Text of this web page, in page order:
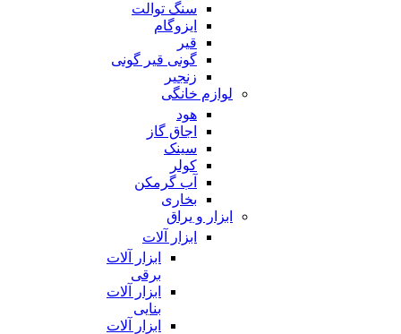
سنگ توالت
ایزوگام
قیر
گونی قیر گونی
زنجیر
لوازم خانگی
هود
اجاق گاز
سینک
کولر
آب گرمکن
بخاری
ابزار و یراق
ابزار آلات
ابزار آلات
برقی
ابزار آلات
بنایی
ابزار آلات